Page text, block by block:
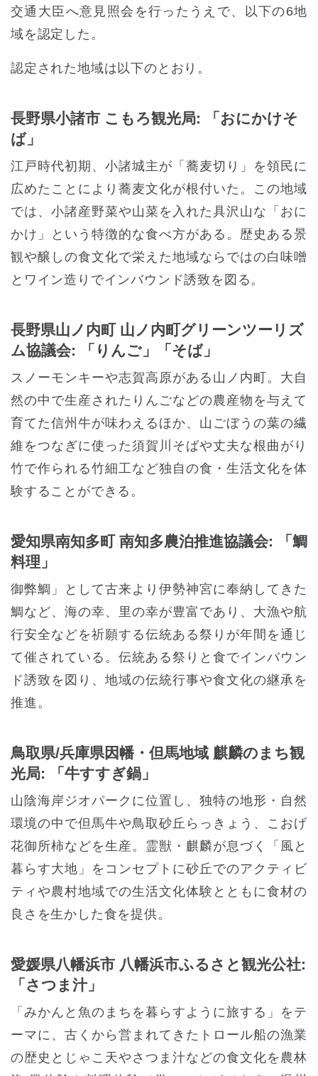
交通大臣へ意見照会を行ったうえで、以下の6地
域を認定した。
認定された地域は以下のとおり。
長野県小諸市 こもろ観光局: 「おにかけそ
ば」
江戸時代初期、小諸城主が「蕎麦切り」を領民に
広めたことにより蕎麦文化が根付いた。この地域
では、小諸産野菜や山菜を入れた具沢山な「おに
かけ」という特徴的な食べ方がある。歴史ある景
観や醸しの食文化で栄えた地域ならではの白味噌
とワイン造りでインバウンド誘致を図る。
長野県山ノ内町 山ノ内町グリーンツーリズ
ム協議会: 「りんご」「そば」
スノーモンキーや志賀高原がある山ノ内町。大自
然の中で生産されたりんごなどの農産物を与えて
育てた信州牛が味わえるほか、山ごぼうの葉の繊
維をつなぎに使った須賀川そばや丈夫な根曲がり
竹で作られる竹細工など独自の食・生活文化を体
験することができる。
愛知県南知多町 南知多農泊推進協議会: 「鯛
料理」
御弊鯛」として古来より伊勢神宮に奉納してきた
鯛など、海の幸、里の幸が豊富であり、大漁や航
行安全などを祈願する伝統ある祭りが年間を通じ
て催されている。伝統ある祭りと食でインバウン
ド誘致を図り、地域の伝統行事や食文化の継承を
推進。
鳥取県/兵庫県因幡・但馬地域 麒麟のまち観
光局: 「牛すすぎ鍋」
山陰海岸ジオパークに位置し、独特の地形・自然
環境の中で但馬牛や鳥取砂丘らっきょう、こおげ
花御所柿などを生産。霊獣・麒麟が息づく「風と
暮らす大地」をコンセプトに砂丘でのアクティビ
ティや農村地域での生活文化体験とともに食材の
良さを生かした食を提供。
愛媛県八幡浜市 八幡浜市ふるさと観光公社:
「さつま汁」
「みかんと魚のまちを暮らすように旅する」をテ
ーマに、古くから営まれてきたトロール船の漁業
の歴史とじゃこ天やさつま汁などの食文化を農林